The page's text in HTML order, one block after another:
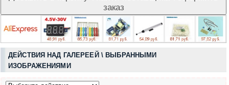
ДЕЙСТВИЯ НАД ГАЛЕРЕЕЙ \ ВЫБРАННЫМИ
ИЗОБРАЖЕНИЯМИ